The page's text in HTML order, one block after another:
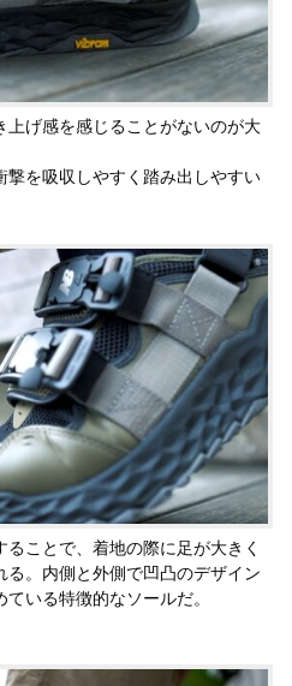
げ感を感じることがないのが大
を吸収しやすく踏み出しやすい
ことで、着地の際に足が大きく
。内側と外側で凹凸のデザイン
いる特徴的なソールだ。